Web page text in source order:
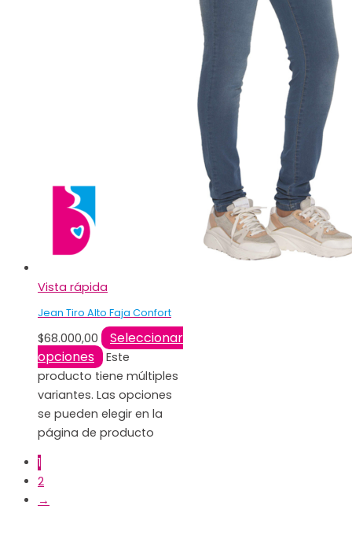
Vista rápida
Jean Tiro Alto Faja Confort
$68.000,00
Seleccionar
opciones
Este
producto tiene múltiples
variantes. Las opciones
se pueden elegir en la
página de producto
1
2
→